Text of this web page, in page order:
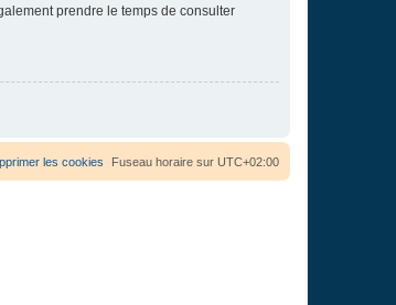
prendre le temps de consulter
Fuseau horaire sur UTC+02:00
les cookies